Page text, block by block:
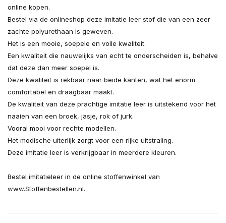
online kopen.
Bestel via de onlineshop deze imitatie leer stof die van een zeer
zachte polyurethaan is geweven.
Het is een mooie, soepele en volle kwaliteit.
Een kwaliteit die nauwelijks van echt te onderscheiden is, behalve
dat deze dan meer soepel is.
Deze kwaliteit is rekbaar naar beide kanten, wat het enorm
comfortabel en draagbaar maakt.
De kwaliteit van deze prachtige imitatie leer is uitstekend voor het
naaien van een broek, jasje, rok of jurk.
Vooral mooi voor rechte modellen.
Het modische uiterlijk zorgt voor een rijke uitstraling.
Deze imitatie leer is verkrijgbaar in meerdere kleuren.
Bestel imitatieleer in de online stoffenwinkel van
www.Stoffenbestellen.nl.